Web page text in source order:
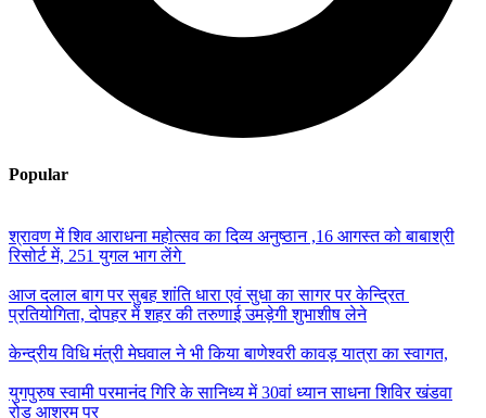
Popular
श्रावण में शिव आराधना महोत्सव का दिव्य अनुष्ठान ,16 आगस्त को बाबाश्री
रिसोर्ट में, 251 युगल भाग लेंगे
आज दलाल बाग पर सुबह शांति धारा एवं सुधा का सागर पर केन्द्रित
प्रतियोगिता, दोपहर में शहर की तरुणाई उमड़ेगी शुभाशीष लेने
केन्द्रीय विधि मंत्री मेघवाल ने भी किया बाणेश्वरी कावड़ यात्रा का स्वागत,
युगपुरुष स्वामी परमानंद गिरि के सानिध्य में 30वां ध्यान साधना शिविर खंडवा
रोड आश्रम पर